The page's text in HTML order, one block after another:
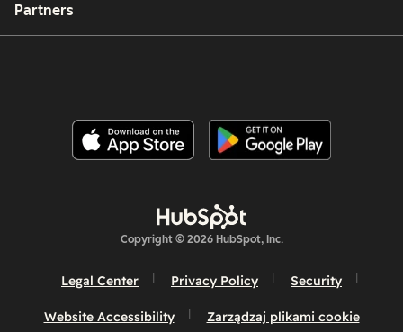
Partners
Copyright © 2026 HubSpot, Inc.
Legal Center Privacy Policy Security
Website Accessibility Zarządzaj plikami cookie